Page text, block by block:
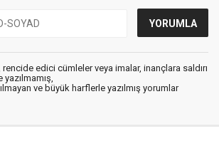
edici cümleler veya imalar, inançlara saldırı
ve büyük harflerle yazılmış yorumlar